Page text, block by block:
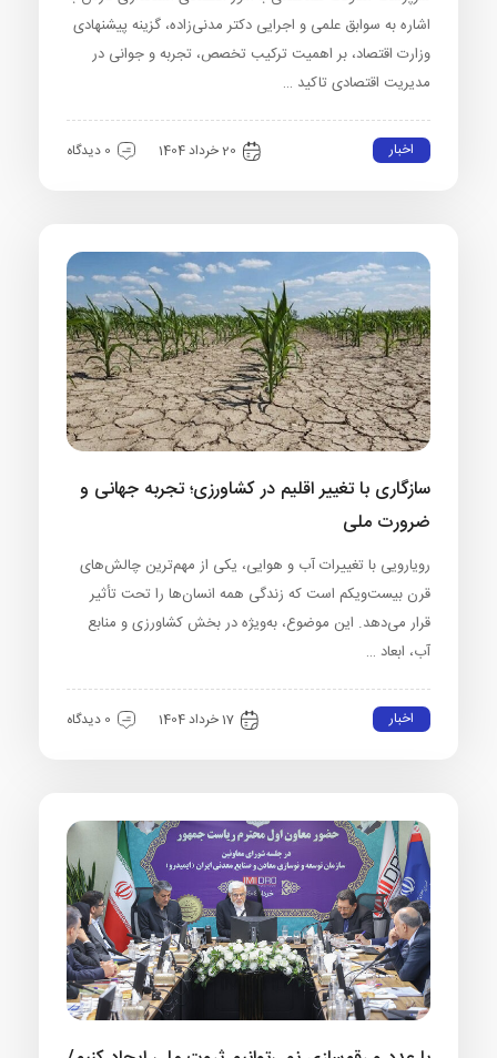
اشاره به سوابق علمی و اجرایی دکتر مدنی‌زاده، گزینه پیشنهادی
وزارت اقتصاد، بر اهمیت ترکیب تخصص، تجربه و جوانی در
مدیریت اقتصادی تاکید …
اخبار 20 خرداد 1404 0 دیدگاه
سازگاری با تغییر اقلیم در کشاورزی؛ تجربه جهانی و
ضرورت ملی
رویارویی با تغییرات آب و هوایی، یکی از مهم‌ترین چالش‌های
قرن بیست‌ویکم است که زندگی همه انسان‌ها را تحت تأثیر
قرار می‌دهد. این موضوع، به‌ویژه در بخش کشاورزی و منابع
آب، ابعاد …
اخبار 17 خرداد 1404 0 دیدگاه